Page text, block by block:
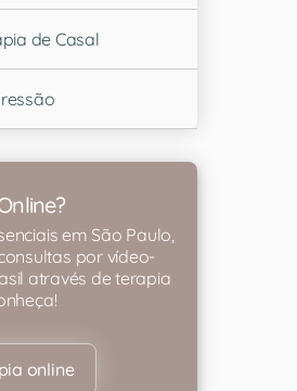
de Casal
em São Paulo,
por vídeo-
através de terapia
online